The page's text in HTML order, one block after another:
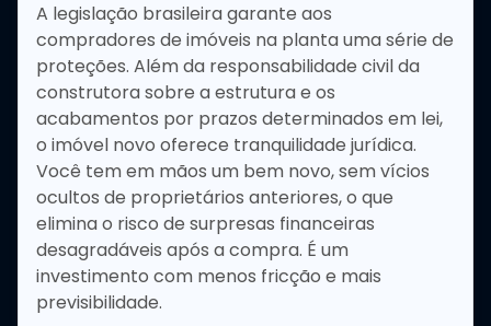
A legislação brasileira garante aos
compradores de imóveis na planta uma série de
proteções. Além da responsabilidade civil da
construtora sobre a estrutura e os
acabamentos por prazos determinados em lei,
o imóvel novo oferece tranquilidade jurídica.
Você tem em mãos um bem novo, sem vícios
ocultos de proprietários anteriores, o que
elimina o risco de surpresas financeiras
desagradáveis após a compra. É um
investimento com menos fricção e mais
previsibilidade.